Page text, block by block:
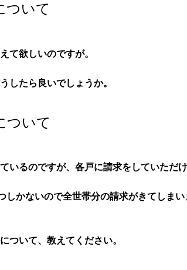
ついて
て欲しいのですが。
したら良いでしょうか。
ついて
いるのですが、各戸に請求をしていただけ
かないので全世帯分の請求がきてしま
ついて、教えてください。